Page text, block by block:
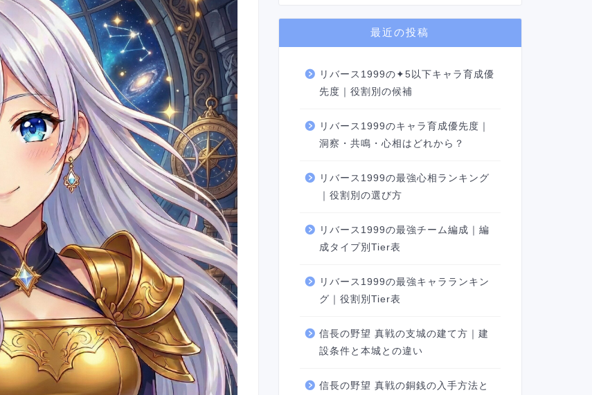
最近の投稿
リバース1999の✦5以下キャラ育成優
先度｜役割別の候補
リバース1999のキャラ育成優先度｜
洞察・共鳴・心相はどれから？
リバース1999の最強心相ランキング
｜役割別の選び方
リバース1999の最強チーム編成｜編
成タイプ別Tier表
リバース1999の最強キャラランキン
グ｜役割別Tier表
信長の野望 真戦の支城の建て方｜建
設条件と本城との違い
信長の野望 真戦の銅銭の入手方法と